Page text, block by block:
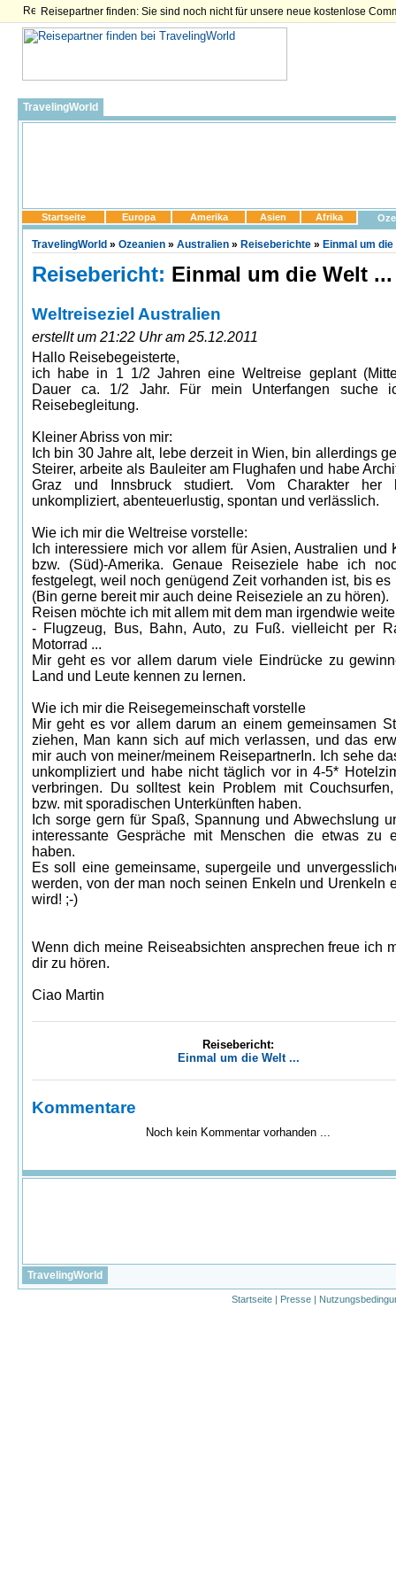
Reisepartner finden: Sie sind noch nicht für unsere neue kostenlose
TravelingWorld
Startseite Europa Amerika Asien Afrika
TravelingWorld » Ozeanien » Australien » Reiseberichte » Einmal um die
Reisebericht: Einmal um die Welt ...
Weltreiseziel Australien
erstellt um 21:22 Uhr am 25.12.2011
Hallo Reisebegeisterte,
ich habe in 1 1/2 Jahren eine Weltreise geplant
Dauer ca. 1/2 Jahr. Für mein Unterfangen suche
Reisebegleitung.
Kleiner Abriss von mir:
Ich bin 30 Jahre alt, lebe derzeit in Wien, bin allerdings
Steirer, arbeite als Bauleiter am Flughafen und habe
Graz und Innsbruck studiert. Vom Charakter her
unkompliziert, abenteuerlustig, spontan und verlässlich.
Wie ich mir die Weltreise vorstelle:
Ich interessiere mich vor allem für Asien, Australien und
bzw. (Süd)-Amerika. Genaue Reiseziele habe ich
festgelegt, weil noch genügend Zeit vorhanden ist, bis es
(Bin gerne bereit mir auch deine Reiseziele an zu hören).
Reisen möchte ich mit allem mit dem man irgendwie
- Flugzeug, Bus, Bahn, Auto, zu Fuß. vielleicht per
Motorrad ...
Mir geht es vor allem darum viele Eindrücke zu
Land und Leute kennen zu lernen.
Wie ich mir die Reisegemeinschaft vorstelle
Mir geht es vor allem darum an einem gemeinsamen
ziehen, Man kann sich auf mich verlassen, und das
mir auch von meiner/meinem ReisepartnerIn. Ich sehe
unkompliziert und habe nicht täglich vor in 4-5*
verbringen. Du solltest kein Problem mit
bzw. mit sporadischen Unterkünften haben.
Ich sorge gern für Spaß, Spannung und Abwechslung
interessante Gespräche mit Menschen die etwas zu
haben.
Es soll eine gemeinsame, supergeile und
werden, von der man noch seinen Enkeln und Urenkeln
wird! ;-)
Wenn dich meine Reiseabsichten ansprechen freue ich
dir zu hören.
Ciao Martin
Reisebericht:
Einmal um die Welt ...
Kommentare
Noch kein Kommentar vorhanden ...
TravelingWorld
Startseite | Presse |